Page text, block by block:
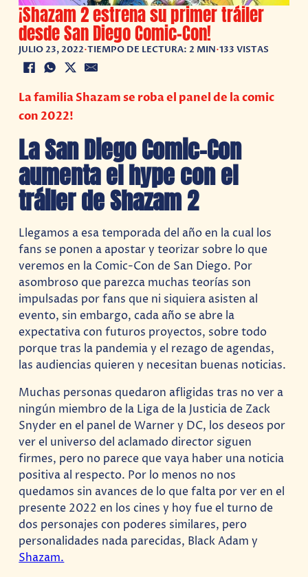
¡Shazam 2 estrena su primer tráiler
desde San Diego Comic-Con!
JULIO 23, 2022•TIEMPO DE LECTURA: 2 MIN•133 VISTAS
La familia Shazam se roba el panel de la comic
con 2022!
La San Diego Comic-Con
aumenta el hype con el
tráiler de Shazam 2
Llegamos a esa temporada del año en la cual los
fans se ponen a apostar y teorizar sobre lo que
veremos en la Comic-Con de San Diego. Por
asombroso que parezca muchas teorías son
impulsadas por fans que ni siquiera asisten al
evento, sin embargo, cada año se abre la
expectativa con futuros proyectos, sobre todo
porque tras la pandemia y el rezago de agendas,
las audiencias quieren y necesitan buenas noticias.
Muchas personas quedaron afligidas tras no ver a
ningún miembro de la Liga de la Justicia de Zack
Snyder en el panel de Warner y DC, los deseos por
ver el universo del aclamado director siguen
firmes, pero no parece que vaya haber una noticia
positiva al respecto. Por lo menos no nos
quedamos sin avances de lo que falta por ver en el
presente 2022 en los cines y hoy fue el turno de
dos personajes con poderes similares, pero
personalidades nada parecidas, Black Adam y
Shazam.